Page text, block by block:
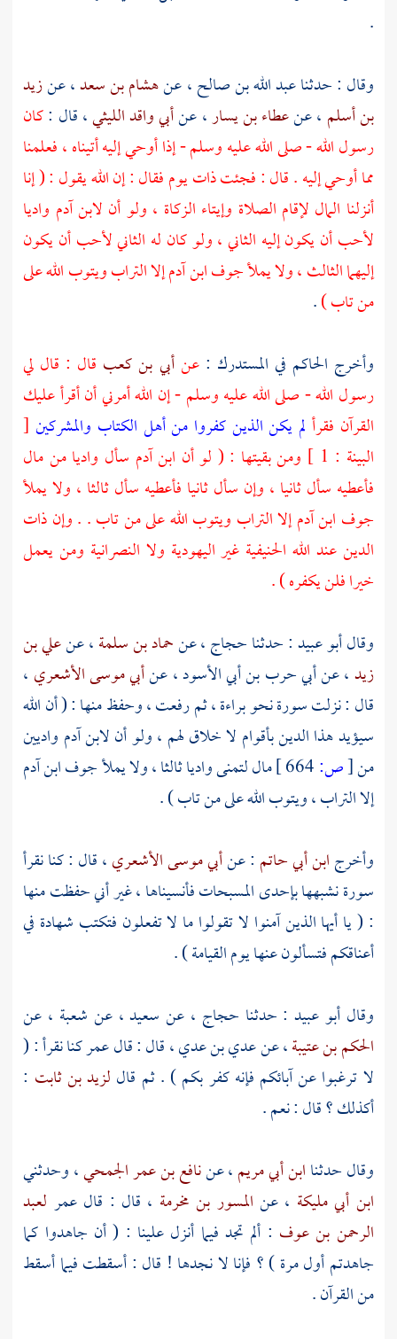
.
وقال : حدثناعبد الله بن صالح، عنهشام بن سعد، عنزيد
بن أسلم ، عنعطاء بن يسار، عنأبي واقد الليثي، قال :كان
رسول الله - صلى الله عليه وسلم - إذا أوحي إليه أتيناه ، فعلمنا
مما أوحي إليه . قال : فجئت ذات يوم فقال : إن الله يقول : ( إنا
أنزلنا المال لإقام الصلاة وإيتاء الزكاة ، ولو أن لابن آدم واديا
لأحب أن يكون إليه الثاني ، ولو كان له الثاني لأحب أن يكون
إليهما الثالث ، ولا يملأ جوف ابن آدم إلا التراب ويتوب الله على
من تاب ).
وأخرج الحاكم في المستدرك :عنأبي بن كعب قال : قال لي
رسول الله - صلى الله عليه وسلم - إن الله أمرني أن أقرأ عليك
القرآن فقرأ لم يكن الذين كفروا من أهل الكتاب والمشركين [
البينة : 1 ] ومن بقيتها : ( لو أن ابن آدم سأل واديا من مال
فأعطيه سأل ثانيا ، وإن سأل ثانيا فأعطيه سأل ثالثا ، ولا يملأ
جوف ابن آدم إلا التراب ويتوب الله على من تاب . . وإن ذات
الدين عند الله الحنيفية غير اليهودية ولا النصرانية ومن يعمل
خيرا فلن يكفره ) .
وقالأبو عبيد: حدثناحجاج، عنحماد بن سلمة، عنعلي بن
زيد، عنأبي حرب بن أبي الأسود، عنأبي موسى الأشعري ،
قال : نزلت سورة نحو براءة ، ثم رفعت ، وحفظ منها : ( أن الله
سيؤيد هذا الدين بأقوام لا خلاق لهم ، ولو أن لابن آدم واديين
من[ص:
مال لتمنى واديا ثالثا ، ولا يملأ جوف ابن آدم
إلا التراب ، ويتوب الله على من تاب ) .
وأخرجابن أبي حاتم : عنأبي موسى الأشعري، قال : كنا نقرأ
سورة نشبهها بإحدى المسبحات فأنسيناها ، غير أني حفظت منها
: ( يا أيها الذين آمنوا لا تقولوا ما لا تفعلون فتكتب شهادة في
أعناقكم فتسألون عنها يوم القيامة ) .
وقالأبو عبيد : حدثنا حجاج ، عن سعيد، عن شعبة ، عن
الحكم بن عتيبة، عنعدي بن عدي، قال : قالعمركنا نقرأ : (
لا ترغبوا عن آبائكم فإنه كفر بكم ) . ثم قال لزيد بن ثابت :
أكذلك ؟ قال : نعم .
وقال حدثناابن أبي مريم، عننافع بن عمر الجمحي، وحدثني
ابن أبي مليكة ، عن المسور بن مخرمة ، قال : قالعمر لعبد
الرحمن بن عوف : ألم تجد فيما أنزل علينا : ( أن جاهدوا كما
جاهدتم أول مرة ) ؟ فإنا لا نجدها ! قال : أسقطت فيما أسقط
من القرآن .